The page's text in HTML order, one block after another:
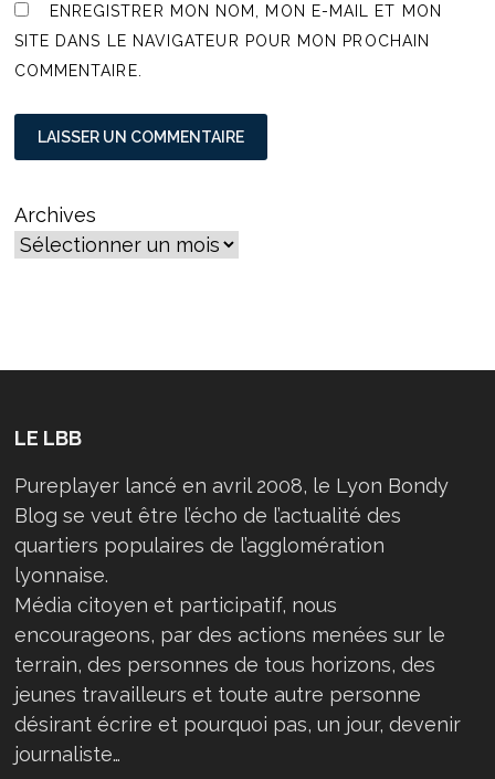
ENREGISTRER MON NOM, MON E-MAIL ET MON
SITE DANS LE NAVIGATEUR POUR MON PROCHAIN
COMMENTAIRE.
Archives
LE LBB
Pureplayer lancé en avril 2008, le Lyon Bondy
Blog se veut être l’écho de l’actualité des
quartiers populaires de l’agglomération
lyonnaise.
Média citoyen et participatif, nous
encourageons, par des actions menées sur le
terrain, des personnes de tous horizons, des
jeunes travailleurs et toute autre personne
désirant écrire et pourquoi pas, un jour, devenir
journaliste…